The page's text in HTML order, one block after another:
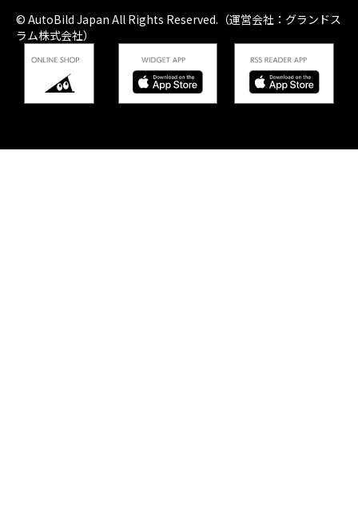
© AutoBild Japan All Rights Reserved.（運営会社：グランドス
ラム株式会社）